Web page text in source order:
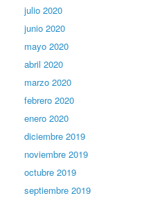
julio 2020
junio 2020
mayo 2020
abril 2020
marzo 2020
febrero 2020
enero 2020
diciembre 2019
noviembre 2019
octubre 2019
septiembre 2019